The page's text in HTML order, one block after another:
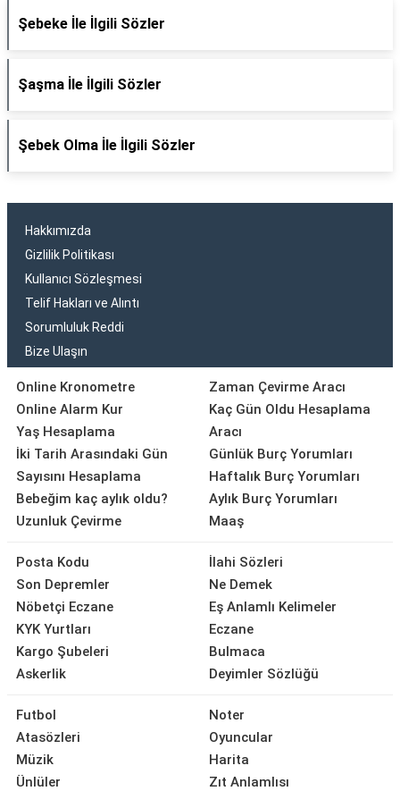
Şebeke İle İlgili Sözler
Şaşma İle İlgili Sözler
Şebek Olma İle İlgili Sözler
Hakkımızda
Gizlilik Politikası
Kullanıcı Sözleşmesi
Telif Hakları ve Alıntı
Sorumluluk Reddi
Bize Ulaşın
Online Kronometre
Online Alarm Kur
Yaş Hesaplama
İki Tarih Arasındaki Gün
Sayısını Hesaplama
Bebeğim kaç aylık oldu?
Uzunluk Çevirme
Zaman Çevirme Aracı
Kaç Gün Oldu Hesaplama
Aracı
Günlük Burç Yorumları
Haftalık Burç Yorumları
Aylık Burç Yorumları
Maaş
Posta Kodu
Son Depremler
Nöbetçi Eczane
KYK Yurtları
Kargo Şubeleri
Askerlik
İlahi Sözleri
Ne Demek
Eş Anlamlı Kelimeler
Eczane
Bulmaca
Deyimler Sözlüğü
Futbol
Atasözleri
Müzik
Ünlüler
Noter
Oyuncular
Harita
Zıt Anlamlısı